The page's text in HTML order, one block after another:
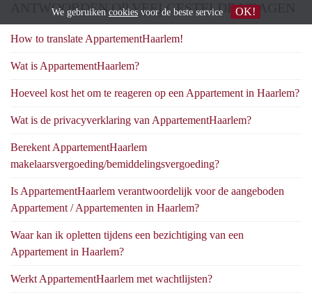
ANTWOORDEN OP VEELGESTELDE VRAGEN
How to translate AppartementHaarlem!
Wat is AppartementHaarlem?
Hoeveel kost het om te reageren op een Appartement in Haarlem?
Wat is de privacyverklaring van AppartementHaarlem?
Berekent AppartementHaarlem
makelaarsvergoeding/bemiddelingsvergoeding?
Is AppartementHaarlem verantwoordelijk voor de aangeboden
Appartement / Appartementen in Haarlem?
Waar kan ik opletten tijdens een bezichtiging van een
Appartement in Haarlem?
Werkt AppartementHaarlem met wachtlijsten?
We gebruiken cookies voor de beste service OK!